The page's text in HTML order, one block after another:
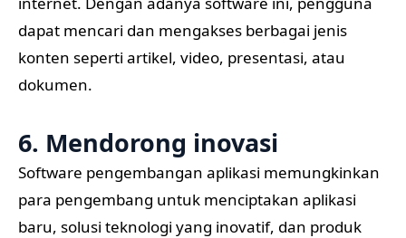
dapat mencari dan mengakses berbagai jenis
konten seperti artikel, video, presentasi, atau
dokumen.
6. Mendorong inovasi
Software pengembangan aplikasi memungkinkan
para pengembang untuk menciptakan aplikasi
baru, solusi teknologi yang inovatif, dan produk